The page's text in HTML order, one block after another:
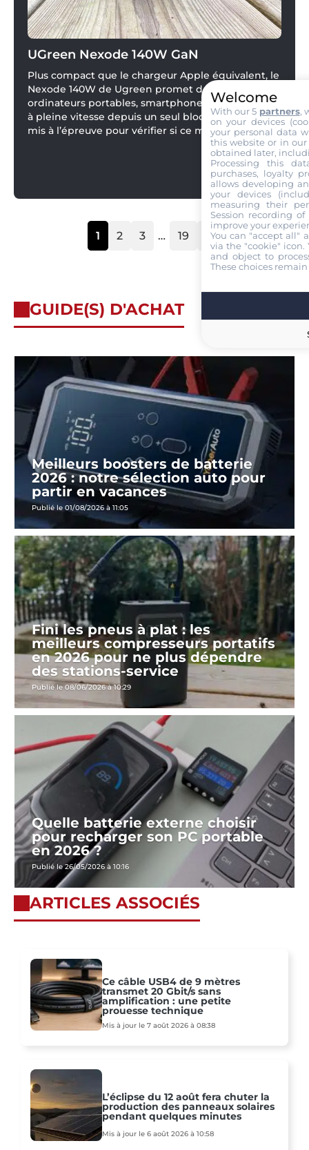
UGreen Nexode 140W GaN
Plus compact que le chargeur Apple équivalent, le
Nexode 140W de Ugreen promet de recharger
ordinateurs portables, smartphones et accessoires
à pleine vitesse depuis un seul bloc. Nous l’avons
mis à l’épreuve pour vérifier si ce modèle GaN
Page
1 Page
2 Page
3 … Page
19
GUIDE(S) D'ACHAT
Meilleurs boosters de batterie
2026 : notre sélection auto pour
partir en vacances
Publié le 01/08/2026 à 11:05
Fini les pneus à plat : les
meilleurs compresseurs portatifs
en 2026 pour ne plus dépendre
des stations-service
Publié le 08/06/2026 à 10:29
Quelle batterie externe choisir
pour recharger son PC portable
en 2026 ?
Publié le 26/05/2026 à 10:16
ARTICLES ASSOCIÉS
Ce câble USB4 de 9 mètres
transmet 20 Gbit/s sans
amplification : une petite
prouesse technique
Mis à jour le 7 août 2026 à 08:38
L’éclipse du 12 août fera chuter la
production des panneaux solaires
pendant quelques minutes
Mis à jour le 6 août 2026 à 10:58
Welcome
With our 5 partners,
on your devices
your personal data
this website or in
obtained later,
Processing this
purchases, loyalty
allows developing
your devices
measuring their
Session recording
improve your
You can "accept all"
via the "cookie" icon.
and object to
These choices